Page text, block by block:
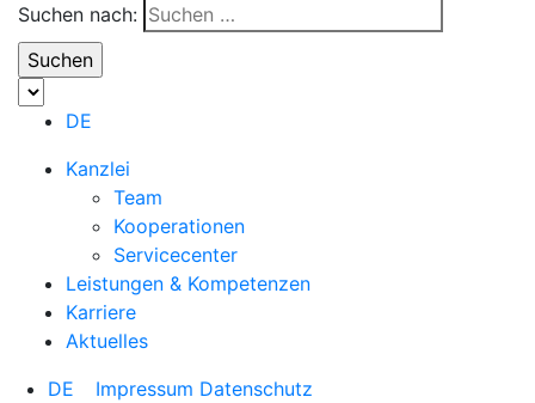
Suchen nach:
DE
Kanzlei
Team
Kooperationen
Servicecenter
Leistungen & Kompetenzen
Karriere
Aktuelles
DE
Impressum Datenschutz